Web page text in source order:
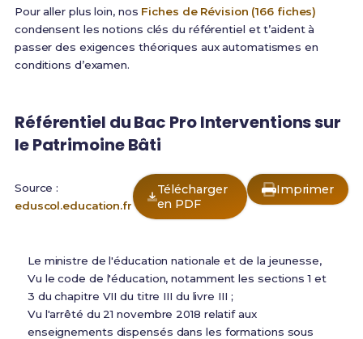
Pour aller plus loin, nos Fiches de Révision (166 fiches)
condensent les notions clés du référentiel et t’aident à
passer des exigences théoriques aux automatismes en
conditions d’examen.
Référentiel du Bac Pro Interventions sur
le Patrimoine Bâti
Source :
eduscol.education.fr
Télécharger
en PDF
Imprimer
Le ministre de l'éducation nationale et de la jeunesse,
Vu le code de l'éducation, notamment les sections 1 et
3 du chapitre VII du titre III du livre III ;
Vu l'arrêté du 21 novembre 2018 relatif aux
enseignements dispensés dans les formations sous